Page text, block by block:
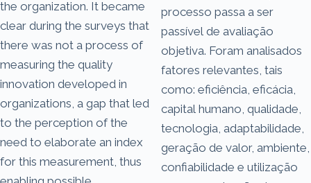
the organization. It became
clear during the surveys that
there was not a process of
measuring the quality
innovation developed in
organizations, a gap that led
to the perception of the
need to elaborate an index
for this measurement, thus
processo passa a ser
passível de avaliação
objetiva. Foram analisados
fatores relevantes, tais
como: eficiência, eficácia,
capital humano, qualidade,
tecnologia, adaptabilidade,
geração de valor, ambiente,
confiabilidade e utilização